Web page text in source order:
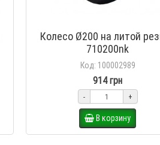
Колесо Ø200 на литой
710200nk
Код: 100002989
914 грн
- +
В корзину